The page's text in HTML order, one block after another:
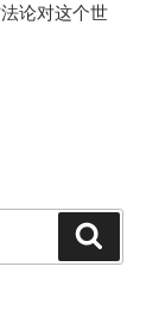
论对这个世